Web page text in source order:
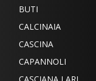
BUTI
CALCINAIA
CASCINA
CAPANNOLI
CASCIANA LARI